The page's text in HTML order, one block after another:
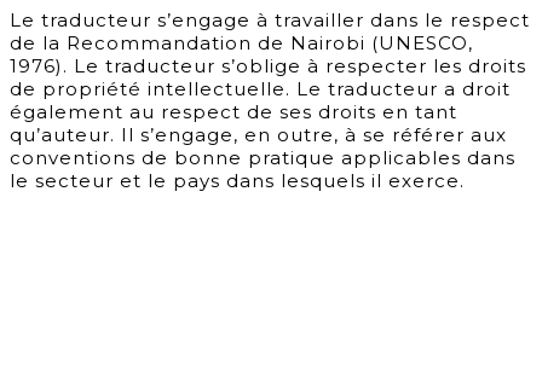
Le traducteur s’engage à travailler dans le respect
de la Recommandation de Nairobi (UNESCO,
1976). Le traducteur s’oblige à respecter les droits
de propriété intellectuelle. Le traducteur a droit
également au respect de ses droits en tant
qu’auteur. Il s’engage, en outre, à se référer aux
conventions de bonne pratique applicables dans
le secteur et le pays dans lesquels il exerce.